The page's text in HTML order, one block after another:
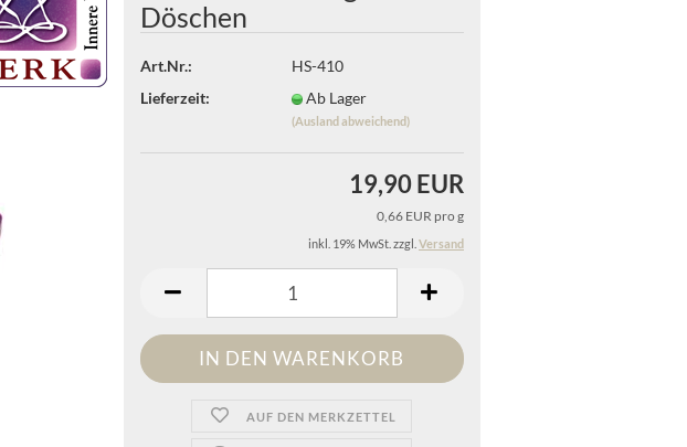
Konto erstellen
Passwort vergessen?
Döschen
Art.Nr.:
HS-410
Lieferzeit:
Ab Lager
(Ausland abweichend)
19,90 EUR
0,66 EUR pro g
inkl. 19% MwSt. zzgl. Versand
AUF DEN MERKZETTEL